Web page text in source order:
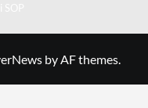
by AF themes.